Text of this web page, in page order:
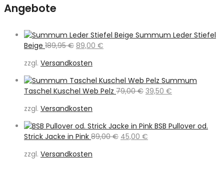
Angebote
Summum Leder Stiefel
Beige 189,95€ Ursprünglicher
war:
189,95 €
89,00 €
89,00 €.
zzgl. Versandkosten
Summum
Taschel Kuschel Web Pelz 79,00€ Ursprünglicher
79,00 €
39,50 €
39,50 €.
zzgl. Versandkosten
BSB Pullover od.
Strick Jacke in Pink 89,00€ Ursprünglicher
45,00 €
zzgl. Versandkosten